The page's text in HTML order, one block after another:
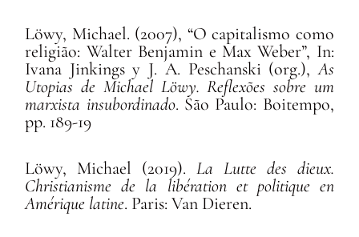
Löwy, Michael. (2007), “O capitalismo como
religião: Walter Benjamin e Max Weber”, In:
Ivana Jinkings y J. A. Peschanski (org.),As
Utopias de Michael Löwy. Reflexões sobre um
marxista insubordinado. São Paulo: Boitempo,
pp. 189-19
Löwy, Michael (2019). La Lutte des dieux.
Christianisme de la libération et politique en
Amérique latine. Paris: Van Dieren.